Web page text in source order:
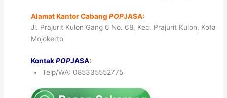
Alamat Kantor CabangPOPJASA:
Jl. Prajurit Kulon Gang 6 No. 68, Kec. Prajurit Kulon, Kota
Mojokerto
KontakPOPJASA:
Telp/WA: 085335552775